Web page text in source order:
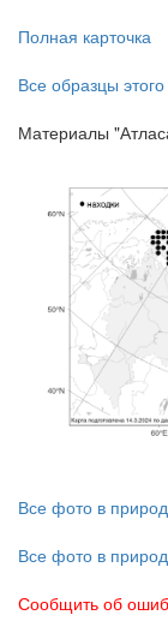
Полная карточка
Все образцы
Материалы
Все фото в
Все фото в
Сообщить об